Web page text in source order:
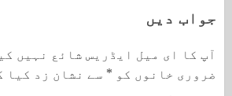
جواب دیں
آپ کا ای میل ایڈریس شائع نہیں
ضروری خانوں کو * سے نشان زد کیا